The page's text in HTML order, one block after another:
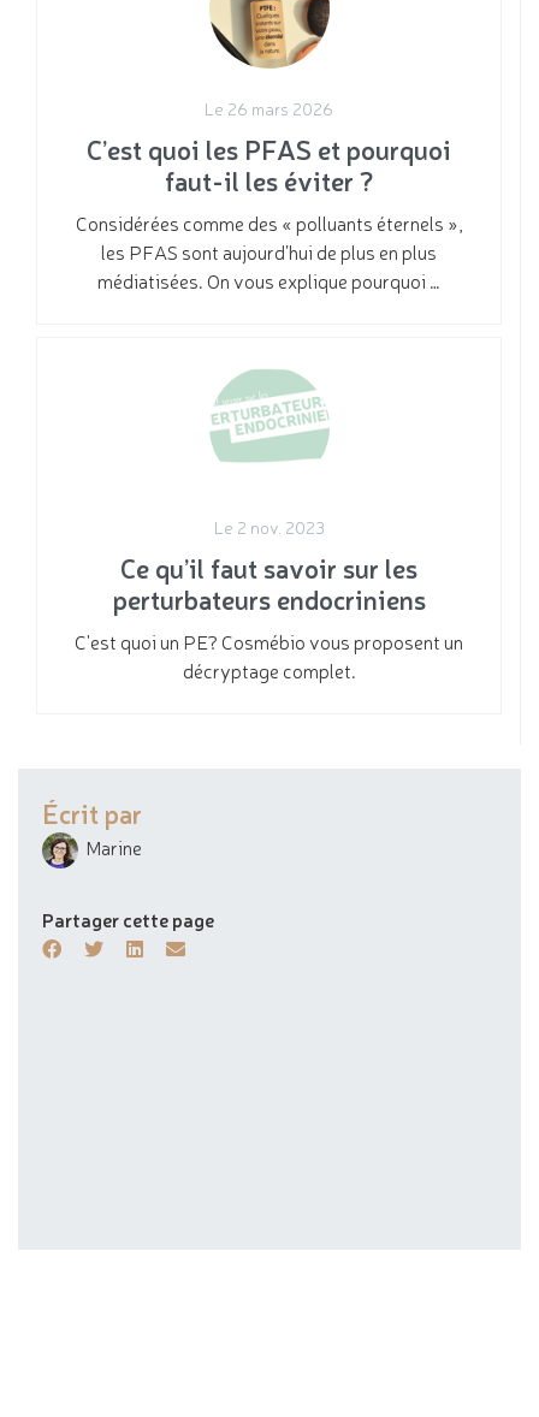
Le 26 mars 2026
C’est quoi les PFAS et pourquoi
faut-il les éviter ?
Considérées comme des « polluants éternels »,
les PFAS sont aujourd’hui de plus en plus
médiatisées. On vous explique pourquoi …
Le 2 nov. 2023
Ce qu’il faut savoir sur les
perturbateurs endocriniens
C'est quoi un PE? Cosmébio vous proposent un
décryptage complet.
Écrit par
Marine
Partager cette page